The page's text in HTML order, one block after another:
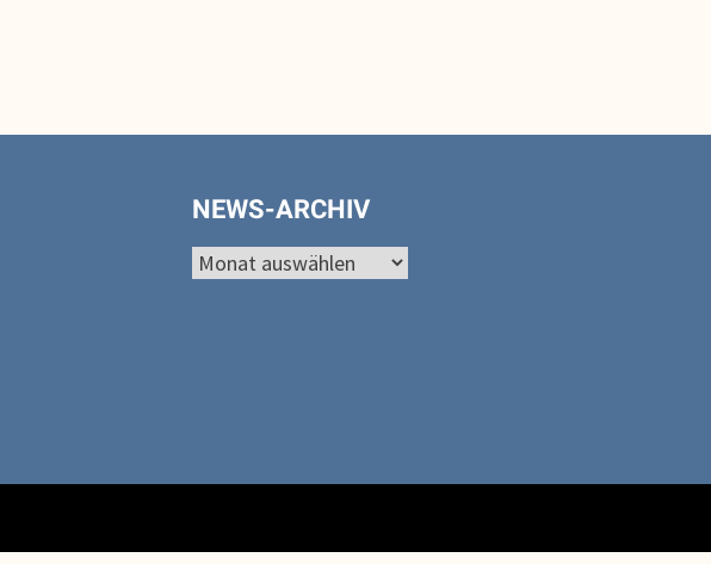
NEWS-ARCHIV
News-
Archiv